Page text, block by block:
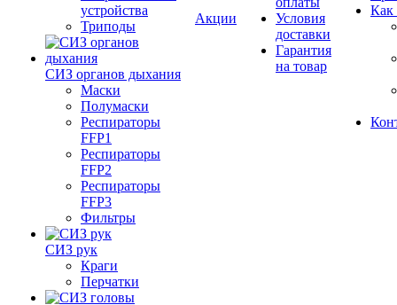
устройства
Триподы
СИЗ органов дыхания
Маски
Полумаски
Респираторы
FFP1
Респираторы
FFP2
Респираторы
FFP3
Фильтры
СИЗ рук
Краги
Перчатки
Акции
Условия
доставки
Гарантия
на товар
Как